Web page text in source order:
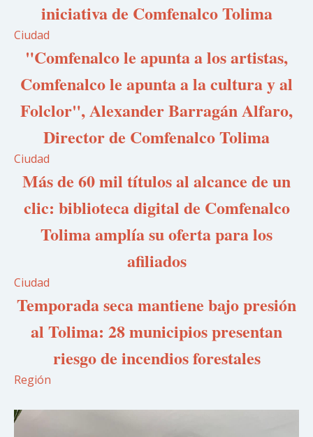
iniciativa de Comfenalco Tolima
Ciudad
"Comfenalco le apunta a los artistas,
Comfenalco le apunta a la cultura y al
Folclor", Alexander Barragán Alfaro,
Director de Comfenalco Tolima
Ciudad
Más de 60 mil títulos al alcance de un
clic: biblioteca digital de Comfenalco
Tolima amplía su oferta para los
afiliados
Ciudad
Temporada seca mantiene bajo presión
al Tolima: 28 municipios presentan
riesgo de incendios forestales
Región